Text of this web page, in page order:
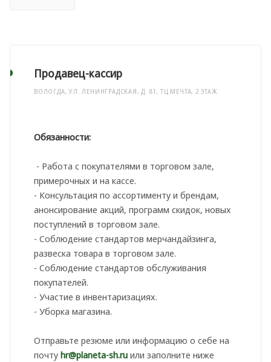
Продавец-кассир
ВОЛОГДА, УЛ. ЛЕНИНГРАДСКАЯ, Д. 81, ТЦ МЕЧТА, 2 ЭТАЖ
Обязанности:
- Работа с покупателями в торговом зале,
примерочных и на кассе.
- Консультация по ассортименту и брендам,
анонсирование акций, программ скидок, новых
поступлений в торговом зале.
- Соблюдение стандартов мерчандайзинга,
развеска товара в торговом зале.
- Соблюдение стандартов обслуживания
покупателей.
- Участие в инвентаризациях.
- Уборка магазина.
Отправьте резюме или информацию о себе на
почту hr@planeta-sh.ru или заполните ниже